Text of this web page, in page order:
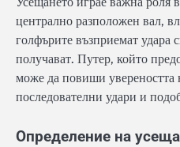
централно разположен вал,
голфърите възприемат удара
получават. Путер, който
може да повиши увереността
последователни удари и
Определение на